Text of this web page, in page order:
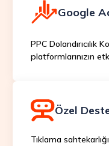
Google
PPC Dolandırıcılık
platformlarınızın
Özel
Tıklama